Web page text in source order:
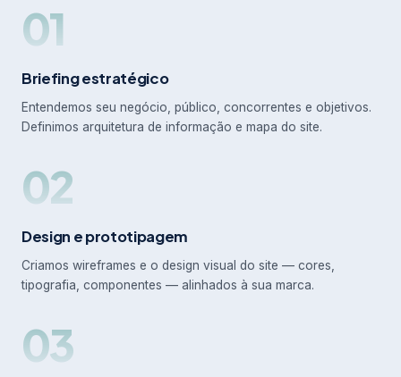
01
Briefing estratégico
Entendemos seu negócio, público, concorrentes e objetivos.
Definimos arquitetura de informação e mapa do site.
02
Design e prototipagem
Criamos wireframes e o design visual do site — cores,
tipografia, componentes — alinhados à sua marca.
03